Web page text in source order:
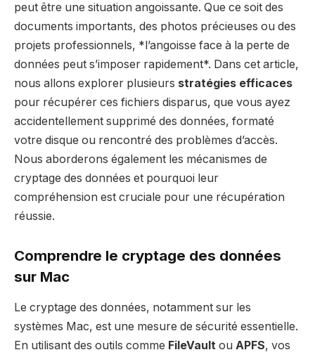
peut être une situation angoissante. Que ce soit des
documents importants, des photos précieuses ou des
projets professionnels, *l’angoisse face à la perte de
données peut s’imposer rapidement*. Dans cet article,
nous allons explorer plusieurs stratégies efficaces
pour récupérer ces fichiers disparus, que vous ayez
accidentellement supprimé des données, formaté
votre disque ou rencontré des problèmes d’accès.
Nous aborderons également les mécanismes de
cryptage des données et pourquoi leur
compréhension est cruciale pour une récupération
réussie.
Comprendre le cryptage des données
sur Mac
Le cryptage des données, notamment sur les
systèmes Mac, est une mesure de sécurité essentielle.
En utilisant des outils comme FileVault ou APFS, vos